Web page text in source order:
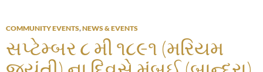
COMMUNITY EVENTS,NEWS & EVENTS
સપ્ટેમ્બર ૮ મી ૧૮૯૧ (મરિયમ